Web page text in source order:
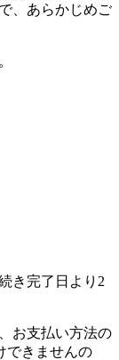
、あらかじめご
き完了日より2
お支払い方法の
できませんの